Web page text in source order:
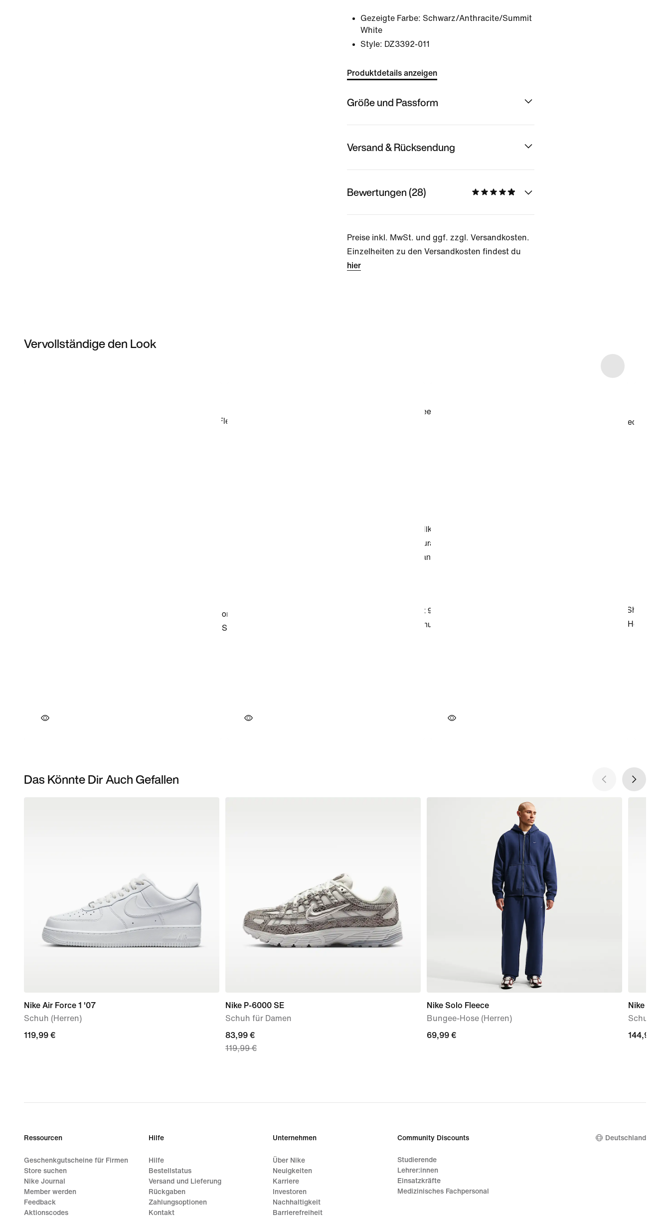
Gezeigte Farbe: Schwarz/Anthracite/Summit
White
Style: DZ3392-011
Produktdetails anzeigen
Größe und Passform
Versand & Rücksendung
Bewertungen (28)
Preise inkl. MwSt. und ggf. zzgl. Versandkosten.
Einzelheiten zu den Versandkosten findest du
hier
Vervollständige den Look
Das Könnte Dir Auch Gefallen
Nike Air Force 1 '07
Schuh (Herren)
119,99 €
119,99 €
Nike P-6000 SE
Schuh für Damen
current
price
119,99 €
83,99 €
119,99 €
Nike Solo Fleece
Bungee-Hose (Herren)
69,99 €
69,99 €
Nike Air
Schuh
144,99 €
144,99 €
Ressourcen
Geschenkgutscheine für Firmen
Store suchen
Nike Journal
Member werden
Feedback
Aktionscodes
Hilfe
Hilfe
Bestellstatus
Versand und Lieferung
Rückgaben
Zahlungsoptionen
Kontakt
Unternehmen
Über Nike
Neuigkeiten
Karriere
Investoren
Nachhaltigkeit
Barrierefreiheit
Community Discounts
Studierende
Lehrer:innen
Einsatzkräfte
Medizinisches Fachpersonal
Deutschland